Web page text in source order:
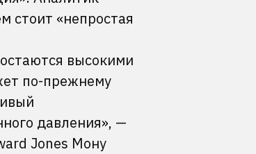
стоит «непростая
высокими
по-прежнему
давления», —
Jones Мону